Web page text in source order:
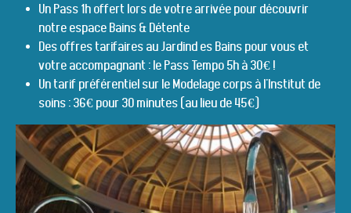
Un Pass 1h offert lors de votre arrivée pour découvrir
notre espace Bains & Détente
Des offres tarifaires au Jardind es Bains pour vous et
votre accompagnant : le Pass Tempo 5h à 30€ !
Un tarif préférentiel sur le Modelage corps à l'Institut de
soins : 36€ pour 30 minutes (au lieu de 45€)